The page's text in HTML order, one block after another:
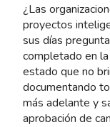
¿Las
proyectos
sus días
completado en
estado que no
documentando
más adelante y
aprobación de